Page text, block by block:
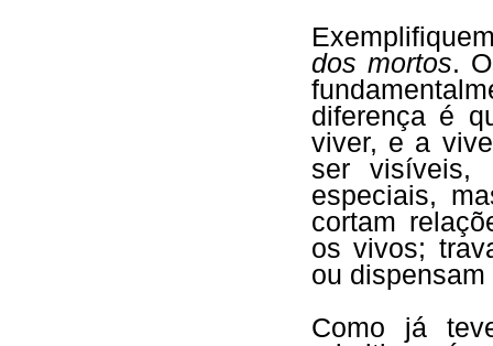
dos mortos.
diferença é
viver, e a
ser visíveis,
especiais,
cortam
os vivos;
ou
Como já